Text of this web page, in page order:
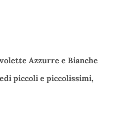
Azzurre e Bianche
piccoli e piccolissimi,